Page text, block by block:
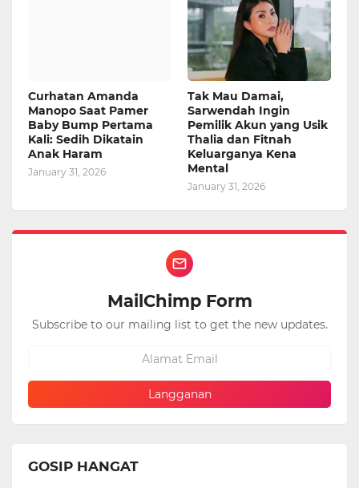
Curhatan Amanda
Manopo Saat Pamer
Baby Bump Pertama
Kali: Sedih Dikatain
Anak Haram
January 31, 2026
Tak Mau Damai,
Sarwendah Ingin
Pemilik Akun yang Usik
Thalia dan Fitnah
Keluarganya Kena
Mental
January 31, 2026
MailChimp Form
Subscribe to our mailing list to get the new updates.
GOSIP HANGAT